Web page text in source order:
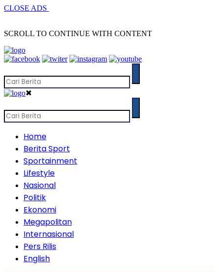
CLOSE ADS
SCROLL TO CONTINUE WITH CONTENT
✖
Home
Berita Sport
Sportainment
Lifestyle
Nasional
Politik
Ekonomi
Megapolitan
Internasional
Pers Rilis
English